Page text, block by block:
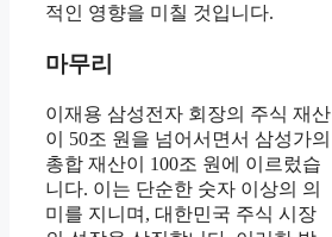
적인 영향을 미칠 것입니다.
마무리
이재용 삼성전자 회장의 주식 재산
이 50조 원을 넘어서면서 삼성가의
총합 재산이 100조 원에 이르렀습
니다. 이는 단순한 숫자 이상의 의
미를 지니며, 대한민국 주식 시장